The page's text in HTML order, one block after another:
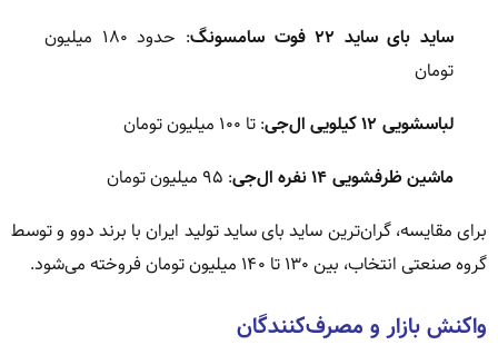
ساید بای ساید ۲۲ فوت سامسونگ
: حدود ۱۸۰ میلیون
تومان
لباسشویی ۱۲ کیلویی ال‌جی
: تا ۱۰۰ میلیون تومان
ماشین ظرفشویی ۱۴ نفره ال‌جی
: ۹۵ میلیون تومان
برای مقایسه، گران‌ترین ساید بای ساید تولید ایران با برند دوو و توسط
گروه صنعتی انتخاب، بین ۱۳۰ تا ۱۴۰ میلیون تومان فروخته می‌شود.
واکنش بازار و مصرف‌کنندگان